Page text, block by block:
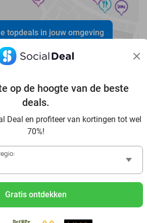
op de hoogte van de beste
deals.
Deal en profiteer van kortingen tot wel
70%!
Gratis ontdekken
topdeals in jouw omgeving
Dortmund: haal deal-inspiratie uit
und Umgebung
Park Germany mit Rabatt, von
in Dortmund
aus und erlebe einen fantastischen
Park
von Dortmund aus und erlebe